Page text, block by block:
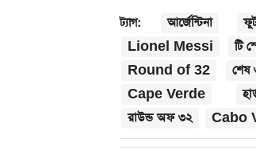
ট্যাগ: আর্জেন্টিনা
Lionel Messi
টি
Round of 32
শেষ
Cape Verde
রাউন্ড অফ ৩২
Cabo